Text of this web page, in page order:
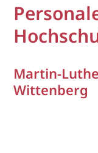
Martin-
Wittenberg